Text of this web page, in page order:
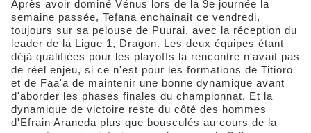
Après avoir dominé Vénus lors de la 9e journée la
semaine passée, Tefana enchainait ce vendredi,
toujours sur sa pelouse de Puurai, avec la réception du
leader de la Ligue 1, Dragon. Les deux équipes étant
déjà qualifiées pour les playoffs la rencontre n'avait pas
de réel enjeu, si ce n'est pour les formations de Titioro
et de Faa'a de maintenir une bonne dynamique avant
d'aborder les phases finales du championnat. Et la
dynamique de victoire reste du côté des hommes
d'Efrain Araneda plus que bousculés au cours de la